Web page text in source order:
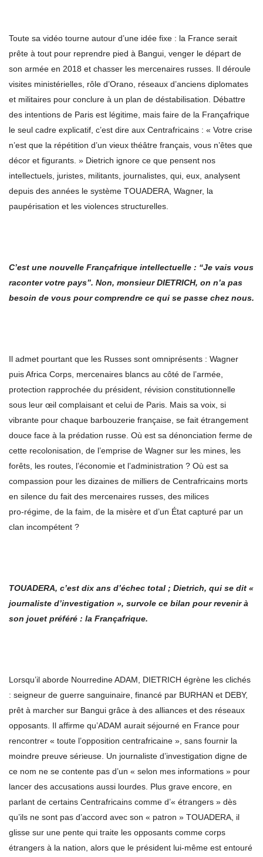
Toute sa vidéo tourne autour d’une idée fixe : la France serait
prête à tout pour reprendre pied à Bangui, venger le départ de
son armée en 2018 et chasser les mercenaires russes. Il déroule
visites ministérielles, rôle d’Orano, réseaux d’anciens diplomates
et militaires pour conclure à un plan de déstabilisation. Débattre
des intentions de Paris est légitime, mais faire de la Françafrique
le seul cadre explicatif, c’est dire aux Centrafricains : « Votre crise
n’est que la répétition d’un vieux théâtre français, vous n’êtes que
décor et figurants. » Dietrich ignore ce que pensent nos
intellectuels, juristes, militants, journalistes, qui, eux, analysent
depuis des années le système TOUADERA, Wagner, la
paupérisation et les violences structurelles.
C’est une nouvelle Françafrique intellectuelle : “Je vais vous
raconter votre pays”. Non, monsieur DIETRICH, on n’a pas
besoin de vous pour comprendre ce qui se passe chez nous.
Il admet pourtant que les Russes sont omniprésents : Wagner
puis Africa Corps, mercenaires blancs au côté de l’armée,
protection rapprochée du président, révision constitutionnelle
sous leur œil complaisant et celui de Paris. Mais sa voix, si
vibrante pour chaque barbouzerie française, se fait étrangement
douce face à la prédation russe. Où est sa dénonciation ferme de
cette recolonisation, de l’emprise de Wagner sur les mines, les
forêts, les routes, l’économie et l’administration ? Où est sa
compassion pour les dizaines de milliers de Centrafricains morts
en silence du fait des mercenaires russes, des milices
pro‑régime, de la faim, de la misère et d’un État capturé par un
clan incompétent ?
TOUADERA, c’est dix ans d’échec total ; Dietrich, qui se dit «
journaliste d’investigation », survole ce bilan pour revenirà
son jouet préféré : la Françafrique.
Lorsqu’il aborde Nourredine ADAM, DIETRICH égrène les clichés
: seigneur de guerre sanguinaire, financé par BURHAN et DEBY,
prêt à marcher sur Bangui grâce à des alliances et des réseaux
opposants. Il affirme qu’ADAM aurait séjourné en France pour
rencontrer « toute l’opposition centrafricaine », sans fournir la
moindre preuve sérieuse. Un journaliste d’investigation digne de
ce nom ne se contente pas d’un « selon mes informations » pour
lancer des accusations aussi lourdes. Plus grave encore, en
parlant de certains Centrafricains comme d’« étrangers » dès
qu’ils ne sont pas d’accord avec son « patron » TOUADERA, il
glisse sur une pente qui traite les opposants comme corps
étrangers à la nation, alors que le président lui‑même est entouré